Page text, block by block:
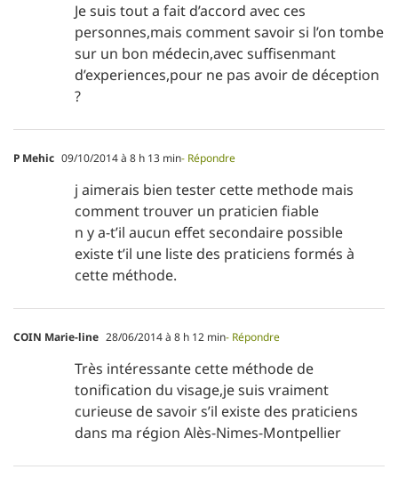
Je suis tout a fait d’accord avec ces
personnes,mais comment savoir si l’on tombe
sur un bon médecin,avec suffisenmant
d’experiences,pour ne pas avoir de déception
?
P Mehic 09/10/2014 à 8 h 13 min- Répondre
j aimerais bien tester cette methode mais
comment trouver un praticien fiable
n y a-t’il aucun effet secondaire possible
existe t’il une liste des praticiens formés à
cette méthode.
COIN Marie-line 28/06/2014 à 8 h 12 min- Répondre
Très intéressante cette méthode de
tonification du visage,je suis vraiment
curieuse de savoir s’il existe des praticiens
dans ma région Alès-Nimes-Montpellier